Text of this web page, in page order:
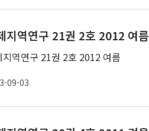
지역연구 21권 2호 2012 여름
지역연구 21권 2호 2012 여름
09-03